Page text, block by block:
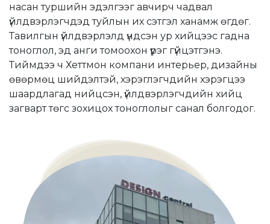
насан туршийн эдэлгээг авчирч чадвал
үйлдвэрлэгчдэд туйлын их сэтгэл ханамж өгдөг.
Тавилгын үйлдвэрлэлд үндсэн ур хийцээс гадна
тоноглол, эд анги томоохон үүрэг гүйцэтгэнэ.
Тиймдээ ч Хеттмон компани интерьер, дизайны
өвөрмөц шийдэлтэй, хэрэглэгчдийн хэрэгцээ
шаардлагад нийцсэн, үйлдвэрлэгчдийн хийц
загварт төгс зохицох тоноглолыг санал болгодог.